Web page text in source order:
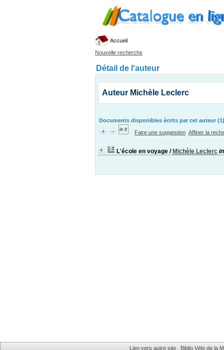
Accueil
Nouvelle recherche
Détail de l'auteur
Auteur Michèle Leclerc
Documents disponibles écrits par cet auteur (1)
Faire une suggestion Affiner la
L'école en voyage / Michèle Leclerc
Lien vers autre site Biblio Vélo de la